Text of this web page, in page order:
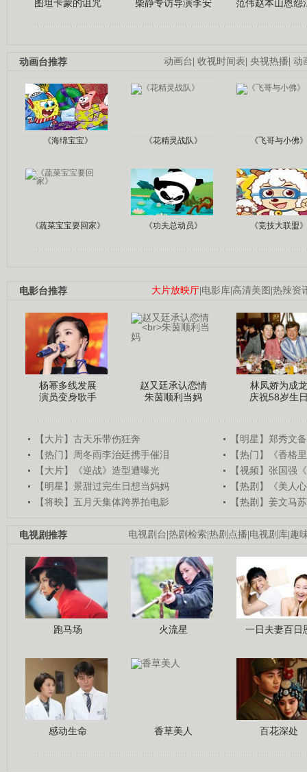
图坦卡蒙的诅咒 柴静专访导演李安 范伟赵本山恩怨
动画台 收视时间表 央视热播 动
动画台推荐
《海绵宝宝》 《花精灵战队》 《飞哥与小佛》
《蔬菜宝宝要回家》 《功夫总动员》 《竞技大联盟》
大片放映厅 电影库 高清美图 热辣资
电影台推荐
杨幂多线发展
演员变身歌手
赵又廷承认恋情
朱茵顺利当妈
林凤娇为成龙
庆祝58岁生
【大片】古天乐带伤狂奔
【明星】郑秀文
【热门】周冬雨李治廷携手催泪
【热门】《香格
【大片】《逆战》造型遭曝光
【视频】张国强
【明星】景甜过完生日想当妈妈
【热剧】《美人
【将映】五月天集体跨界拍电影
【热剧】姜文马
电视剧台 热剧检索 热剧点播 电视剧库 趣
电视剧推荐
跑马场 火流星 一日夫妻百日
感动生命 香草美人 百花深处